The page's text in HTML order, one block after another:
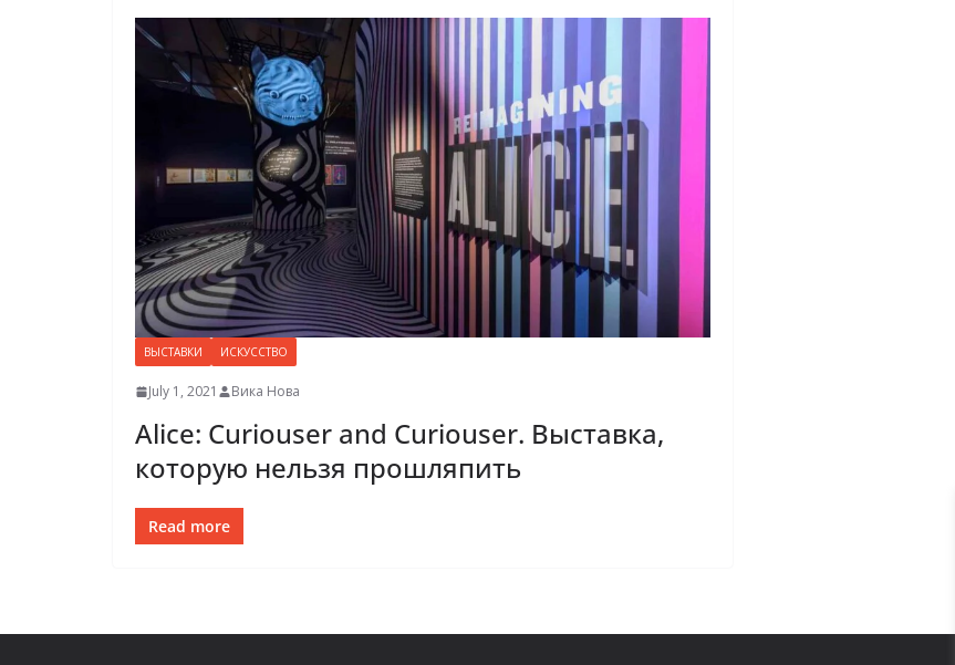
ВЫСТАВКИ ИСКУССТВО
July 1, 2021 Вика Нова
Alice: Curiouser and Curiouser. Выставка,
которую нельзя прошляпить
Read more